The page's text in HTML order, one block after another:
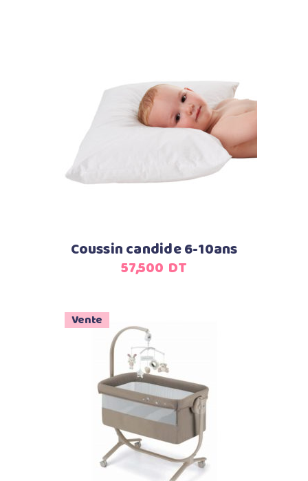
Ajouter au panier
Coussin candide 6-10ans
57,500 DT
Vente
Ajouter au panier